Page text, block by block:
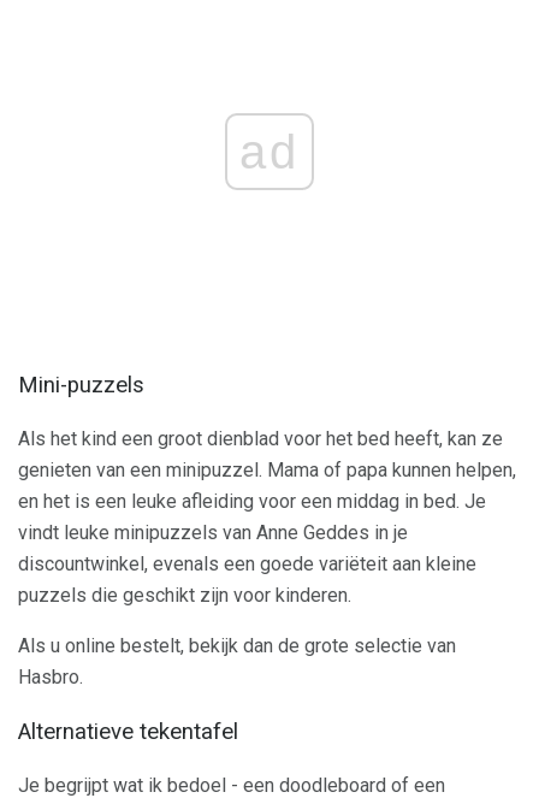
ad
Mini-puzzels
Als het kind een groot dienblad voor het bed heeft, kan ze
genieten van een minipuzzel. Mama of papa kunnen helpen,
en het is een leuke afleiding voor een middag in bed. Je
vindt leuke minipuzzels van Anne Geddes in je
discountwinkel, evenals een goede variëteit aan kleine
puzzels die geschikt zijn voor kinderen.
Als u online bestelt, bekijk dan de grote selectie van
Hasbro.
Alternatieve tekentafel
Je begrijpt wat ik bedoel - een doodleboard of een